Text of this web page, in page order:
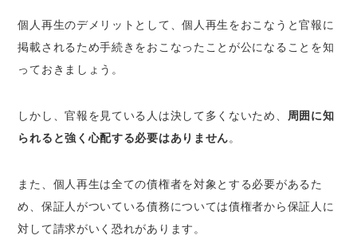
個人再生のデメリットとして、個人再生をおこなうと官報に
掲載されるため手続きをおこなったことが公になることを知
っておきましょう。
しかし、官報を見ている人は決して多くないため、 周囲に知
られると強く心配する必要はありません。
また、個人再生は全ての債権者を対象とする必要があるた
め、保証人がついている債務については債権者から保証人に
対して請求がいく恐れがあります。